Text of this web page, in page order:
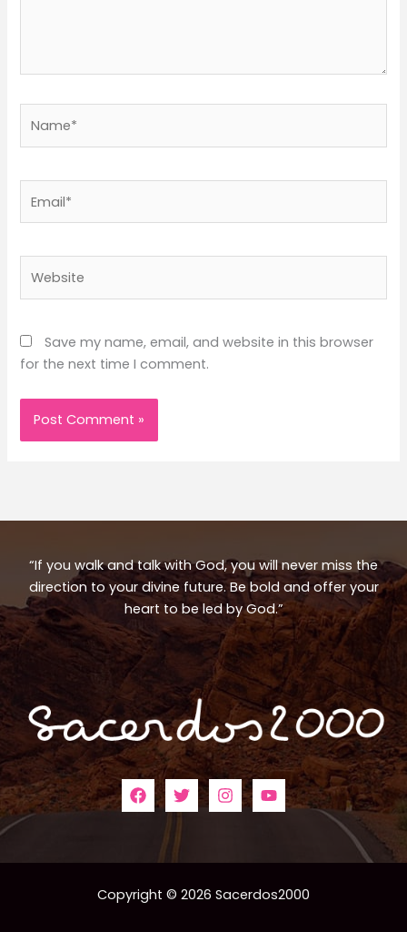
Save my name, email, and website in this browser
for the next time I comment.
“If you walk and talk with God, you will never miss the
direction to your divine future. Be bold and offer your
heart to be led by God.”
Copyright © 2026 Sacerdos2000